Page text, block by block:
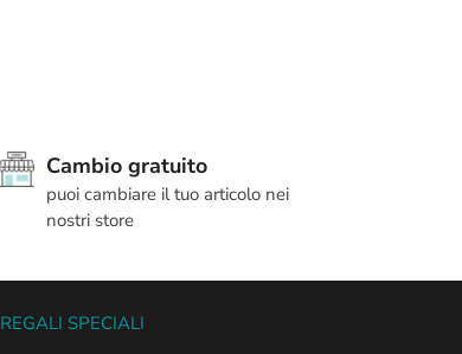
Cambio gratuito
puoi cambiare il tuo articolo nei
nostri store
REGALI SPECIALI